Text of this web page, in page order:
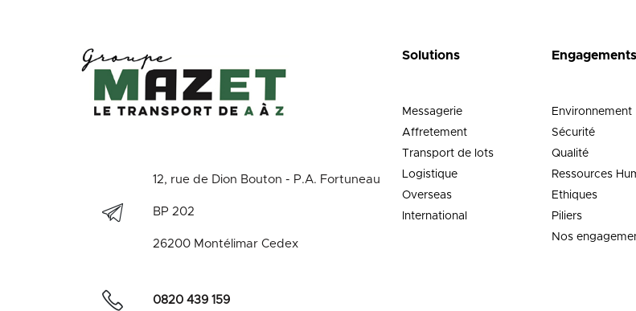
12, rue de Dion Bouton - P.A. Fortuneau
BP 202
26200 Montélimar Cedex
0820 439 159
Solutions
Messagerie
Affretement
Transport de lots
Logistique
Overseas
International
Engagements
Environnement
Sécurité
Qualité
Ressources
Ethiques
Piliers
Nos